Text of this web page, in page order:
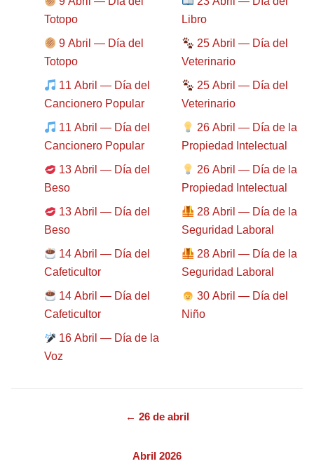
Totopo
9 Abril — Día del
Totopo
11 Abril — Día del
Cancionero Popular
11 Abril — Día del
Cancionero Popular
13 Abril — Día del
Beso
13 Abril — Día del
Beso
14 Abril — Día del
Cafeticultor
14 Abril — Día del
Cafeticultor
16 Abril — Día de la
Voz
Libro
25 Abril — Día del
Veterinario
25 Abril — Día del
Veterinario
26 Abril — Día de la
Propiedad Intelectual
26 Abril — Día de la
Propiedad Intelectual
28 Abril — Día de la
Seguridad Laboral
28 Abril — Día de la
Seguridad Laboral
30 Abril — Día del
Niño
← 26 de abril
Abril 2026